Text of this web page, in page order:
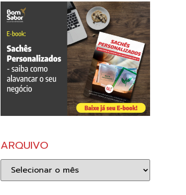
ARQUIVO
Arquivo